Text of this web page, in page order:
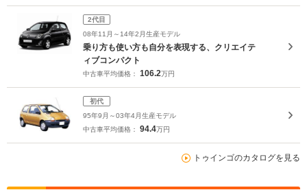
2代目
08年11月～14年2月生産モデル
乗り方も使い方も自分を表現する、クリエイテ
ィブコンパクト
中古車平均価格： 106.2万円
初代
95年9月～03年4月生産モデル
中古車平均価格： 94.4万円
トゥインゴのカタログを見る